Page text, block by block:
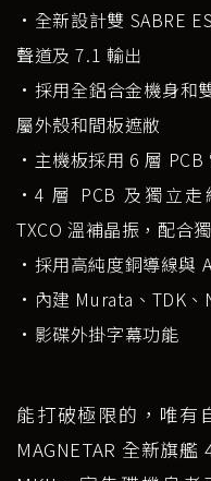
•全新設計雙 SABRE
聲道及 7.1 輸出
•採用全鋁合金機身和
屬外殼和間板遮敝
•主機板採用 6 層 PCB
•4 層 PCB 及獨立
TXCO 溫補晶振，配合
•採用高純度銅導線與
•內建 Murata、TDK、
•影碟外掛字幕功能
能打破極限的，唯有
MAGNETAR 全新旗